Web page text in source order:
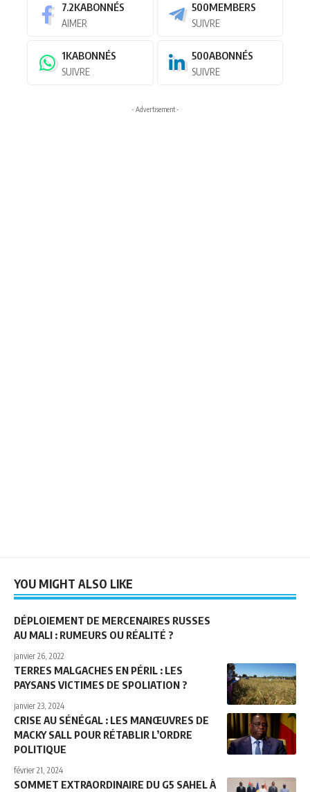
7.2KABONNÉS
AIMER
500MEMBERS
SUIVRE
1KABONNÉS
SUIVRE
500ABONNÉS
SUIVRE
- Advertisement -
YOU MIGHT ALSO LIKE
DÉPLOIEMENT DE MERCENAIRES RUSSES
AU MALI : RUMEURS OU RÉALITÉ ?
janvier 26, 2022
TERRES MALGACHES EN PÉRIL : LES
PAYSANS VICTIMES DE SPOLIATION ?
janvier 23, 2024
CRISE AU SÉNÉGAL : LES MANŒUVRES DE
MACKY SALL POUR RÉTABLIR L’ORDRE
POLITIQUE
février 21, 2024
SOMMET EXTRAORDINAIRE DU G5 SAHEL À